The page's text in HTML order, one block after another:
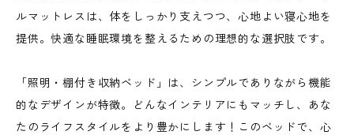
ルマットレスは、体をしっかり支えつつ、心地よい寝心地を
提供。快適な睡眠環境を整えるための理想的な選択肢です。
「照明・棚付き収納ベッド」は、シンプルでありながら機能
的なデザインが特徴。どんなインテリアにもマッチし、あな
たのライフスタイルをより豊かにします！このベッドで、心